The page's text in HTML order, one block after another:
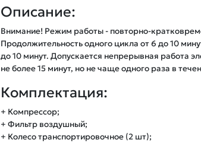
Описание:
Внимание! Режим работы - повторно-
Продолжительность одного цикла от 6 до 10
до 10 минут. Допускается непрерывная работа
не более 15 минут, но не чаще одного раза в
Комплектация:
+ Компрессор;
+ Фильтр воздушный;
+ Колесо транспортировочное (2 шт);